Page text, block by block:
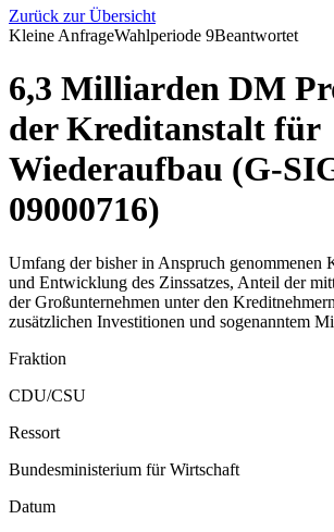
Zurück zur Übersicht
Kleine AnfrageWahlperiode 9Beantwortet
6,3 Milliarden DM
der Kreditanstalt für
Wiederaufbau (G-
09000716)
Umfang der bisher in Anspruch genommenen
und Entwicklung des Zinssatzes, Anteil der
der Großunternehmen unter den
zusätzlichen Investitionen und sogenanntem
Fraktion
CDU/CSU
Ressort
Bundesministerium für Wirtschaft
Datum